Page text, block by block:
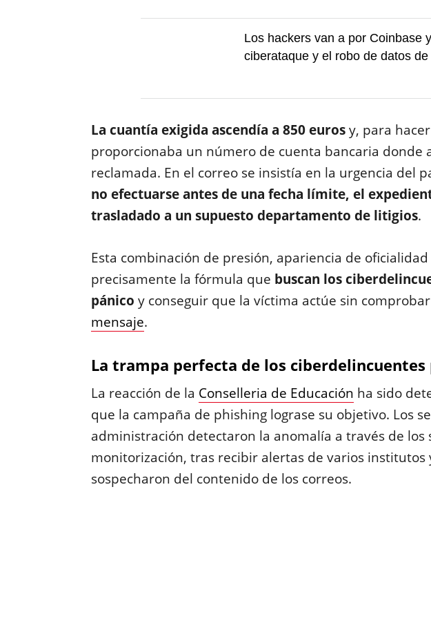
Los hackers van a por Coinbase
ciberataque y el robo de datos
La cuantía exigida ascendía a 850 eurosy, para
proporcionaba un número de cuenta bancaria donde
reclamada. En el correo se insistía en la urgencia del
no efectuarse antes de una fecha límite, el
trasladado a un supuesto departamento de litigios.
Esta combinación de presión, apariencia de
precisamente la fórmula que buscan los
pánico y conseguir que la víctima actúe sin comprobar
mensaje.
La trampa perfecta de los
La reacción de la Conselleria de Educación ha sido
que la campaña de phishing lograse su objetivo. Los
administración detectaron la anomalía a través de los
monitorización, tras recibir alertas de varios institutos
sospecharon del contenido de los correos.